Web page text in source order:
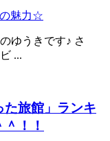
魅力☆
ゆうきです♪ さ
...
た旅館」ランキ
！！